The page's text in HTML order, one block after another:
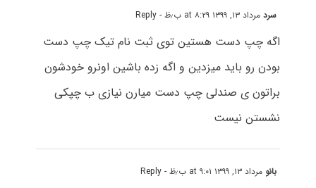
سردمرداد ۱۳, ۱۳۹۹ at ۸:۲۹ ب٫ظ - Reply
اگه چپ دست هستین توی ثبت نام تیک چپ دست
بودن رو باید میزدین و اگه زده باشین اونرو خودشون
براتون ی صندلی چپ دست میارن نیازی ب چپکی
نشستن نیست
بانو مرداد ۱۳, ۱۳۹۹ at ۹:۰۱ ب٫ظ - Reply